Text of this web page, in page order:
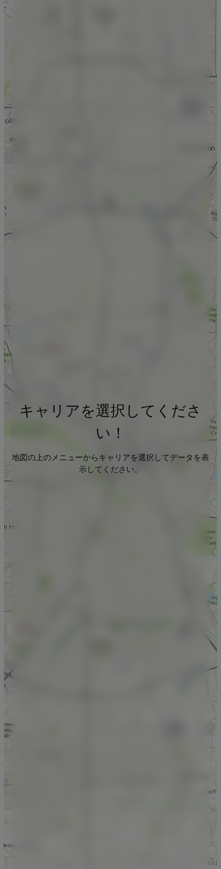
キャリアを選択してくださ
い！
地図の上のメニューからキャリアを選択してデータを表
示してください。